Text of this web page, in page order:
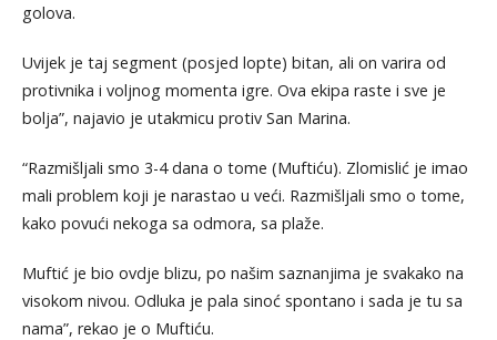
golova.
Uvijek je taj segment (posjed lopte) bitan, ali on varira od
protivnika i voljnog momenta igre. Ova ekipa raste i sve je
bolja”, najavio je utakmicu protiv San Marina.
“Razmišljali smo 3-4 dana o tome (Muftiću). Zlomislić je imao
mali problem koji je narastao u veći. Razmišljali smo o tome,
kako povući nekoga sa odmora, sa plaže.
Muftić je bio ovdje blizu, po našim saznanjima je svakako na
visokom nivou. Odluka je pala sinoć spontano i sada je tu sa
nama”, rekao je o Muftiću.